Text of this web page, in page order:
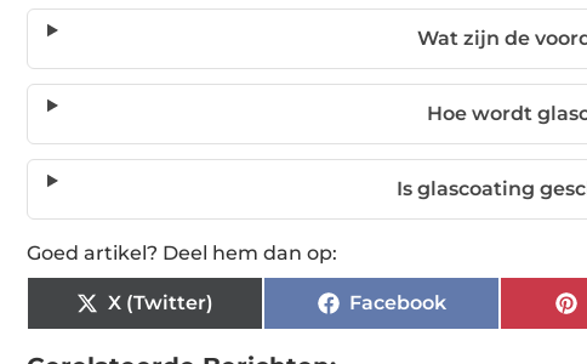
Wat zijn de
Hoe wordt
Is glascoating
Goed artikel? Deel hem dan op:
X (Twitter) Facebook